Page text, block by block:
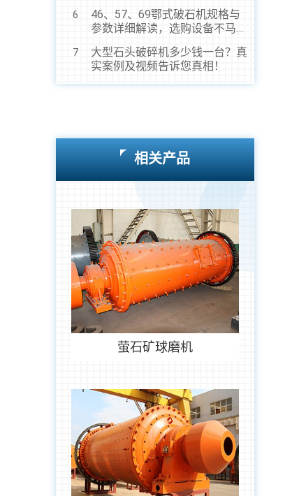
6
46、57、69鄂式破石机规格与
参数详细解读，选购设备不马
7
大型石头破碎机多少钱一台？真
实案例及视频告诉您真相！
相关产品
萤石矿球磨机